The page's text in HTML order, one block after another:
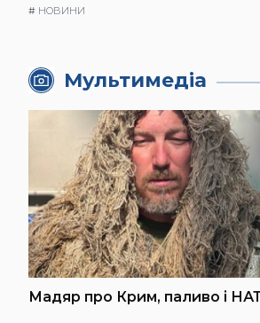
# НОВИНИ
Мультимедіа
Мадяр про Крим, паливо і